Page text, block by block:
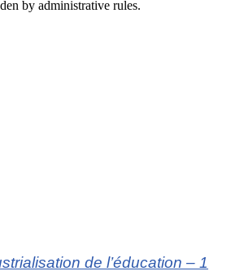
de l’éducation – 1